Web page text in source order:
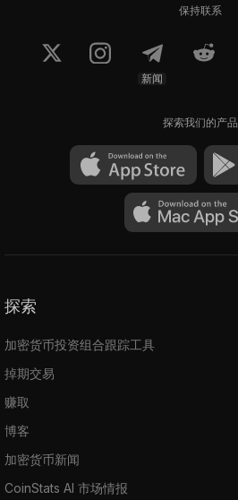
保持联系
新闻
探索我们的产品
探索
加密货币投资组合跟踪工具
掉期交易
赚取
博客
加密货币新闻
CoinStats AI 市场情报